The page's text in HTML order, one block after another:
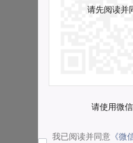
请先阅读并
请使用微
我已阅读并同意 《微